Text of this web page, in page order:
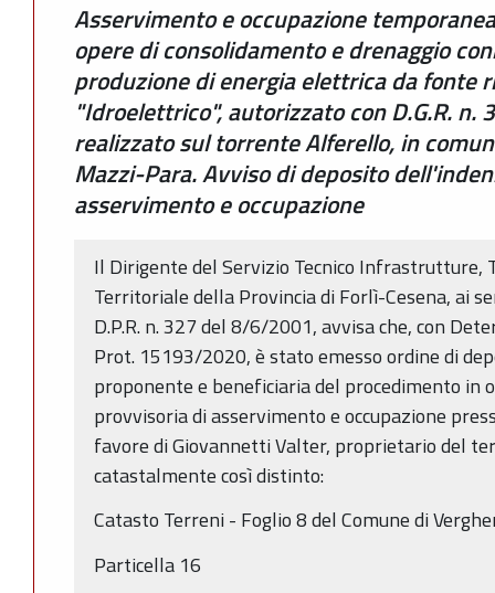
Asservimento e occupazione
opere di consolidamento e drenaggio
produzione di energia elettrica da fonte
"Idroelettrico", autorizzato con D.G.R. n.
realizzato sul torrente Alferello, in
Mazzi-Para. Avviso di deposito
asservimento e occupazione
Il Dirigente del Servizio Tecnico Infrastrutture,
Territoriale della Provincia di Forlì-Cesena, ai
D.P.R. n. 327 del 8/6/2001, avvisa che, con
Prot. 15193/2020, è stato emesso ordine di
proponente e beneficiaria del procedimento in
provvisoria di asservimento e occupazione
favore di Giovannetti Valter, proprietario del
catastalmente così distinto:
Catasto Terreni - Foglio 8 del Comune di
Particella 16